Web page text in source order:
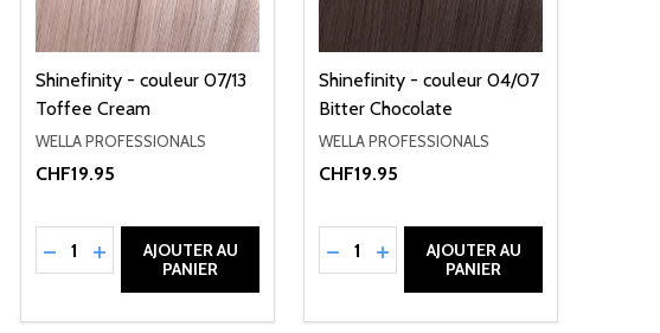
DE UNDEFINED
Shinefinity - couleur 07/13
Toffee Cream
WELLA PROFESSIONALS
CHF19.95
Quantité:
RÉDUIRE LA QUANTITÉ DE UNDEFINED
AUGMENTER LA QUANTITÉ DE UNDEFINED
AJOUTER AU
PANIER
Shinefinity - couleur 04/07
Bitter Chocolate
WELLA PROFESSIONALS
CHF19.95
Quantité:
RÉDUIRE LA QUANTITÉ DE
AUGMENTER LA QUANTITÉ DE
AJOUTER AU
PANIER